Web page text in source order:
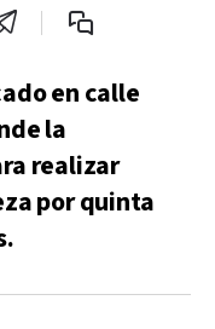
en calle
la
realizar
por quinta